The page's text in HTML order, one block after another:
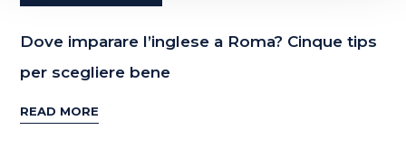
Dove imparare l’inglese a Roma? Cinque tips
per scegliere bene
READ MORE